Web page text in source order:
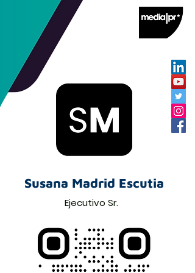
Susana Madrid Escutia
Ejecutivo Sr.